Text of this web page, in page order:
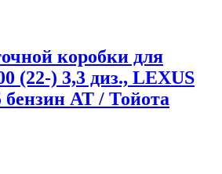
коробки для
(22-) 3,3 диз., LEXUS
AT / Тойота